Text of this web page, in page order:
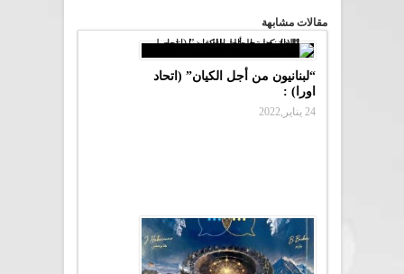
مقالات مشابهة
“لبنانيون من أجل الكيان” (اتحاد
اورا) :
24 يناير,2022